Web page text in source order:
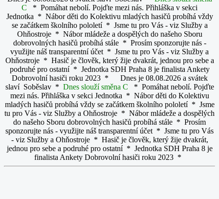
C
* Pomáhat nebolí. Pojďte mezi nás. Přihláška v sekci
Jednotka * Nábor děti do Kolektivu mladých hasičů probíhá vždy
se začátkem školního pololetí * Jsme tu pro Vás - viz Služby a
Ohňostroje * Nábor mládeže a dospělých do našeho Sboru
dobrovolných hasičů probíhá stále * Prosím sponzorujte nás -
využijte náš transparentní účet * Jsme tu pro Vás - viz Služby a
Ohňostroje * Hasič je člověk, který žije dvakrát, jednou pro sebe a
podruhé pro ostatní * Jednotka SDH Praha 8 je finalista Ankety
Dobrovolní hasiči roku 2023 * Dnes je 08.08.2026 a svátek
slaví Soběslav * Dnes slouží směna C
* Pomáhat nebolí. Pojďte
mezi nás. Přihláška v sekci Jednotka * Nábor děti do Kolektivu
mladých hasičů probíhá vždy se začátkem školního pololetí * Jsme
tu pro Vás - viz Služby a Ohňostroje * Nábor mládeže a dospělých
do našeho Sboru dobrovolných hasičů probíhá stále * Prosím
sponzorujte nás - využijte náš transparentní účet * Jsme tu pro Vás
- viz Služby a Ohňostroje * Hasič je člověk, který žije dvakrát,
jednou pro sebe a podruhé pro ostatní * Jednotka SDH Praha 8 je
finalista Ankety Dobrovolní hasiči roku 2023 *